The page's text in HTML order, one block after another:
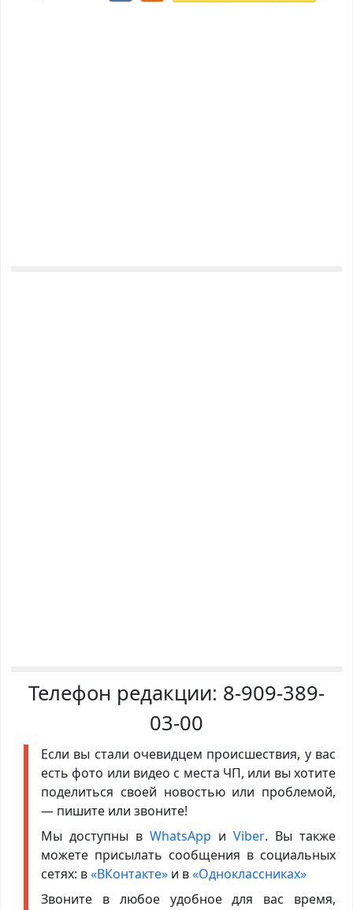
Телефон редакции: 8-909-389-
03-00
Если вы стали очевидцем происшествия, у вас
есть фото или видео с места ЧП, или вы хотите
поделиться своей новостью или проблемой,
— пишите или звоните!
Мы доступны в WhatsApp иViber. Вы также
можете присылать сообщения в социальных
сетях: в«ВКонтакте»и в«Одноклассниках»
Звоните в любое удобное для вас время,